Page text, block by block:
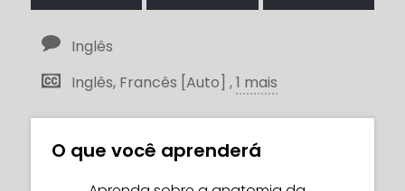
Inglês
Inglês, Francês [Auto] ,1 mais
O que você aprenderá